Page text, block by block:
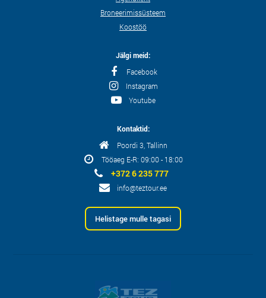
Broneerimissüsteem
Koostöö
Jälgi meid:
Facebook
Instagram
Youtube
Kontaktid:
Poordi 3, Tallinn
Tööaeg E-R: 09:00 - 18:00
+372 6 235 777
info@teztour.ee
Helistage mulle tagasi